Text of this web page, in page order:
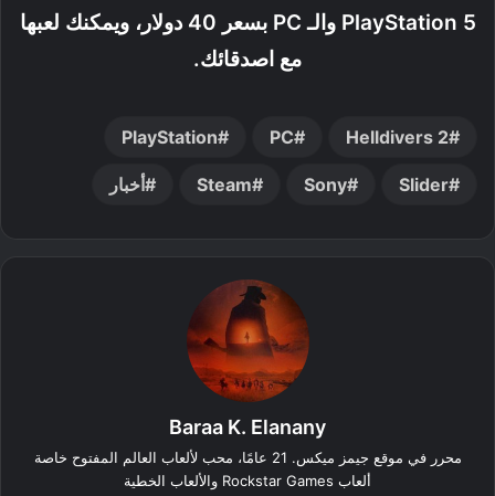
PlayStation 5 والـ PC بسعر 40 دولار، ويمكنك لعبها
مع اصدقائك.
Helldivers 2
PC
PlayStation
Slider
Sony
Steam أخبار
Baraa K. Elanany
محرر في موقع جيمز ميكس. 21 عامًا، محب لألعاب العالم المفتوح خاصة
ألعاب Rockstar Games والألعاب الخطية